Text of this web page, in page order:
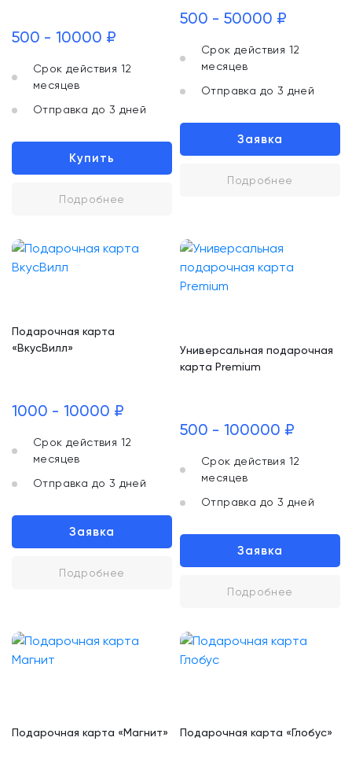
500 - 10000 ₽
Срок действия 12
месяцев
Отправка до 3 дней
Купить
Подробнее
500 - 50000 ₽
Срок действия 12
месяцев
Отправка до 3 дней
Заявка
Подробнее
Подарочная карта
«ВкусВилл»
1000 - 10000 ₽
Срок действия 12
месяцев
Отправка до 3 дней
Заявка
Подробнее
Универсальная подарочная
карта Premium
500 - 100000 ₽
Срок действия 12
месяцев
Отправка до 3 дней
Заявка
Подробнее
Подарочная карта «Магнит» Подарочная карта «Глобус»